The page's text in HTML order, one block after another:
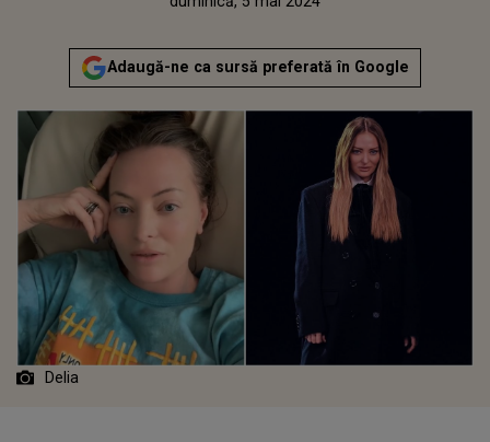
Adaugă-ne ca sursă preferată în Google
Delia